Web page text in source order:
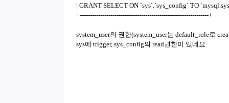
| GRANT SELECT ON `sys`.`sys_config` TO
+---------------------------------------------------------------+
system_user의 권한(system_user는 default_role로
sys에 trigger, sys_config의 read권한이 있네요.